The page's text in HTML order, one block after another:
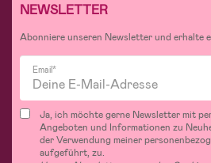
NEWSLETTER
Abonniere unseren Newsletter und erhalte
Email*
Ja, ich möchte gerne Newsletter mit
Angeboten und Informationen zu
der Verwendung meiner
aufgeführt, zu.